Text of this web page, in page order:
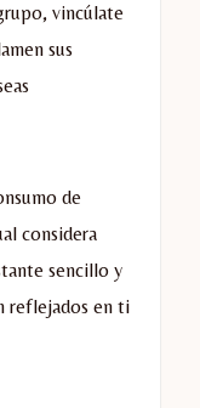
vincúlate
sus
de
considera
sencillo y
reflejados en ti